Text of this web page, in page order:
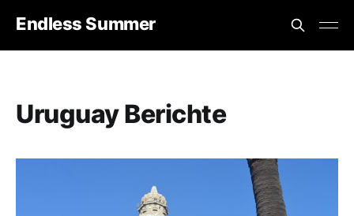
Endless Summer
Uruguay Berichte